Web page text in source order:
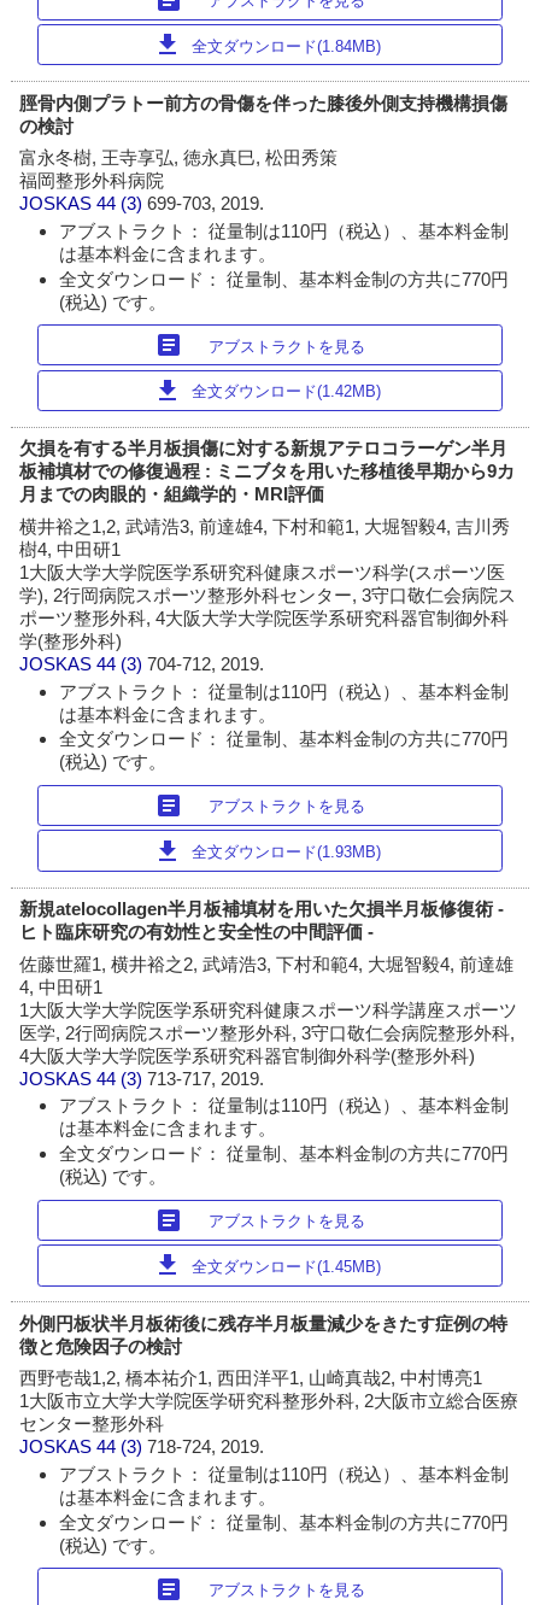
download 全文ダウンロード(1.84MB)
脛骨内側プラトー前方の骨傷を伴った膝後外側支持機構損傷
の検討
富永冬樹, 王寺享弘, 徳永真巳, 松田秀策
福岡整形外科病院
JOSKAS 44 (3)699-703, 2019.
アブストラクト： 従量制は110円（税込）、基本料金制
は基本料金に含まれます。
全文ダウンロード： 従量制、基本料金制の方共に770円
(税込) です。
article アブストラクトを見る
download 全文ダウンロード(1.42MB)
欠損を有する半月板損傷に対する新規アテロコラーゲン半月
板補填材での修復過程 : ミニブタを用いた移植後早期から9カ
月までの肉眼的・組織学的・MRI評価
横井裕之1,2, 武靖浩3, 前達雄4, 下村和範1, 大堀智毅4, 吉川秀
樹4, 中田研1
1大阪大学大学院医学系研究科健康スポーツ科学(スポーツ医
学), 2行岡病院スポーツ整形外科センター, 3守口敬仁会病院ス
ポーツ整形外科, 4大阪大学大学院医学系研究科器官制御外科
学(整形外科)
JOSKAS 44 (3)704-712, 2019.
アブストラクト： 従量制は110円（税込）、基本料金制
は基本料金に含まれます。
全文ダウンロード： 従量制、基本料金制の方共に770円
(税込) です。
article アブストラクトを見る
download 全文ダウンロード(1.93MB)
新規atelocollagen半月板補填材を用いた欠損半月板修復術 -
ヒト臨床研究の有効性と安全性の中間評価 -
佐藤世羅1, 横井裕之2, 武靖浩3, 下村和範4, 大堀智毅4, 前達雄
4, 中田研1
1大阪大学大学院医学系研究科健康スポーツ科学講座スポーツ
医学, 2行岡病院スポーツ整形外科, 3守口敬仁会病院整形外科,
4大阪大学大学院医学系研究科器官制御外科学(整形外科)
JOSKAS 44 (3)713-717, 2019.
アブストラクト： 従量制は110円（税込）、基本料金制
は基本料金に含まれます。
全文ダウンロード： 従量制、基本料金制の方共に770円
(税込) です。
article アブストラクトを見る
download 全文ダウンロード(1.45MB)
外側円板状半月板術後に残存半月板量減少をきたす症例の特
徴と危険因子の検討
西野壱哉1,2, 橋本祐介1, 西田洋平1, 山崎真哉2, 中村博亮1
1大阪市立大学大学院医学研究科整形外科, 2大阪市立総合医療
センター整形外科
JOSKAS 44 (3)718-724, 2019.
アブストラクト： 従量制は110円（税込）、基本料金制
は基本料金に含まれます。
全文ダウンロード： 従量制、基本料金制の方共に770円
(税込) です。
article アブストラクトを見る